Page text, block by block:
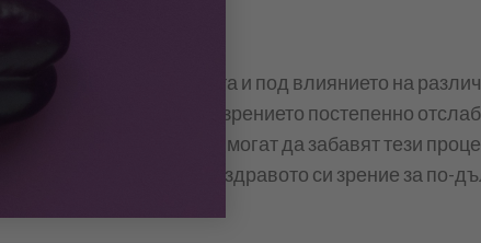
С напредване на възрастта и под влиянието на
фактори от ежедневието, зрението постепенно
Определени храни обаче, могат да забавят тези
ни помогнат да задържим здравото си зрение за по-